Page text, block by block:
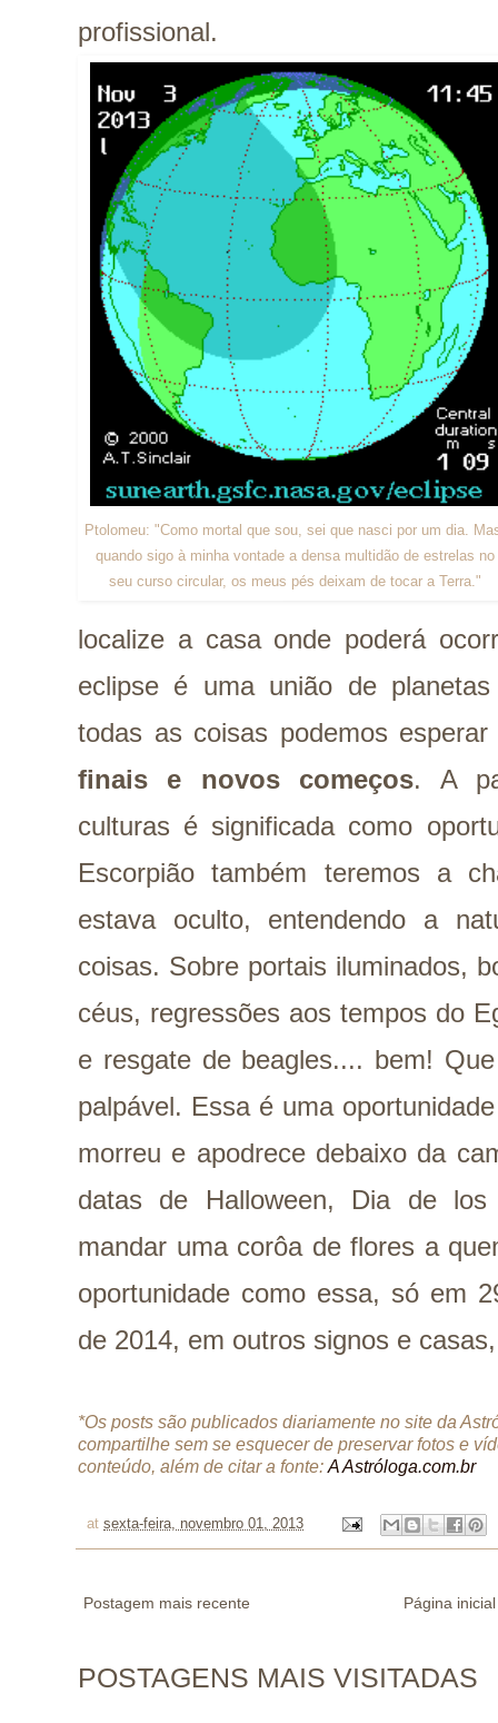
profissional.
Ptolomeu: "Como mortal que sou, sei que nasci por um dia.
quando sigo à minha vontade a densa multidão de estrelas no
seu curso circular, os meus pés deixam de tocar a Terra."
localize a casa onde poderá
eclipse é uma união de
todas as coisas podemos
finais e novos começos. A
culturas é significada como
Escorpião também teremos a
estava oculto, entendendo a
coisas. Sobre portais iluminados,
céus, regressões aos tempos do
e resgate de beagles.... bem!
palpável. Essa é uma
morreu e apodrece debaixo da
datas de Halloween, Dia de
mandar uma corôa de flores a
oportunidade como essa, só em
de 2014, em outros signos e
*Os posts são publicados diariamente no site da
compartilhe sem se esquecer de preservar fotos e
conteúdo, além de citar a fonte: A Astróloga.com.br
at sexta-feira, novembro 01, 2013
Postagem mais recente Página inicial
POSTAGENS MAIS VISITADAS